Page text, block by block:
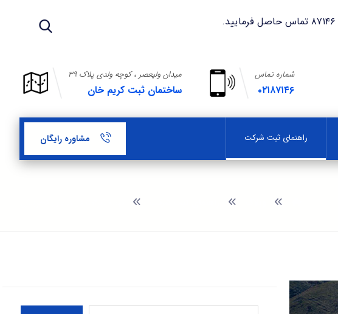
میدان ولیعصر ، کوچه ولدی پلاک ۳۹
ساختمان ثبت کریم خان
شماره تماس
۰۲۱۸۷۱۴۶
راهنمای ثبت شرکت مشاوره رایگان